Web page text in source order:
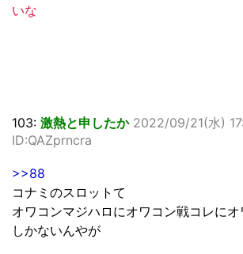
いな
103: 激熱と申したか 2022/09/21(水)
ID:QAZprncra
>>88
コナミのスロットて
オワコンマジハロにオワコン戦コレにオ
しかないんやが